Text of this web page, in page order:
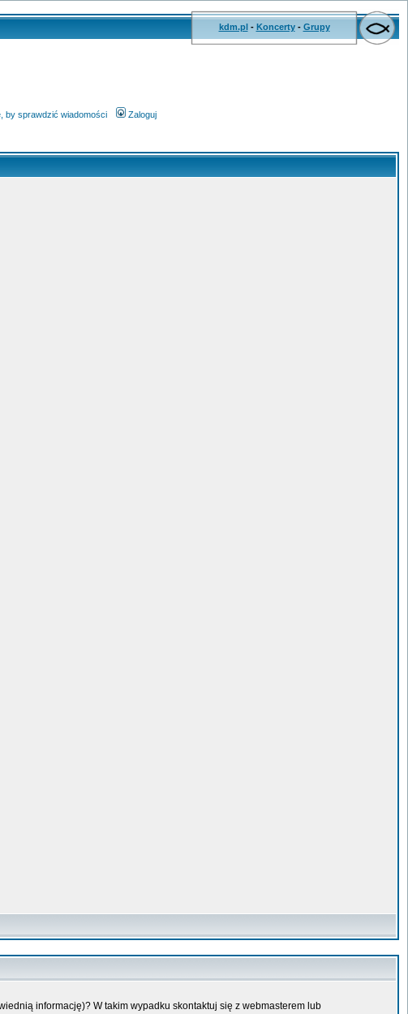
kdm.pl- Koncerty- Grupy
by sprawdzić wiadomości Zaloguj
informację)? W takim wypadku skontaktuj się z webmasterem lub